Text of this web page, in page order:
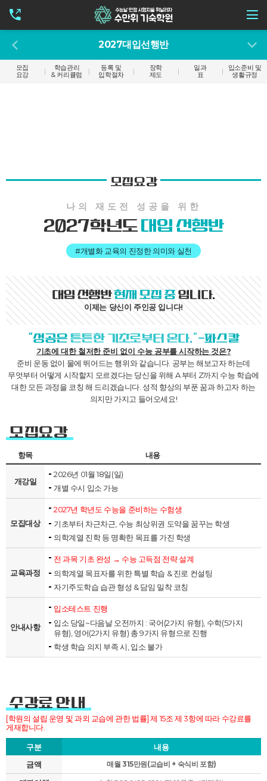
2027대입선행반
모집
요강
학습관리
& 커리큘럼
등록 및
입학절차
장학
제도
일과
표
입소준비 및
생활규정
모집요강
나의 재도전 성공을 위한
2027학년도대입 선행반
#개별화 교육의 진정한 의미와 실천
대입 선행반현재 모집 중입니다.
이제는 당신이 주인공 입니다!
"성공은 튼튼한 기초로부터 온다."-파스칼
기초에 대한 철저한 준비 없이 수능 공부를 시작하는 것은?
준비 운동 없이 물에 뛰어드는 행위와 같습니다. 공부는 해보고자 하는데
무엇부터 어떻게 시작할지 모르겠다는 당신을 위해 A 부터 Z까지 수능 학습에
대한 모든 과정을 코칭 해 드리겠습니다. 성적 향상의 부푼 꿈과 하고자 하는
의지만 가지고 들어오세요!
모집요강
항목 내용
개강일
2026년 01월 18일(일)
개별 수시 입소 가능
모집대상
2027년 학년도 수능을 준비하는 수험생
기초부터 차근차근, 수능 최상위권 도약을 꿈꾸는 학생
의학계열 진학 등 명확한 목표를 가진 학생
교육과정
전 과목 기초 완성 → 수능 고득점 전략 설계
의학계열 목표자를 위한 특별 학습 & 진로 컨설팅
자기주도학습 습관 형성 & 담임 밀착 코칭
안내사항
입소테스트 진행
입소 당일~다음날 오전까지 : 국어(2가지 유형), 수학(5가지
유형), 영어(2가지 유형) 총 9가지 유형으로 진행
학생 학습 의지 부족 시, 입소 불가
수강료 안내
[학원의 설립 운영 및 과외 교습에 관한 법률] 제 15조 제 3항에 따라 수강료를
게재합니다.
구분
내용
금액
매월 315만원(교습비 + 숙식비 포함)